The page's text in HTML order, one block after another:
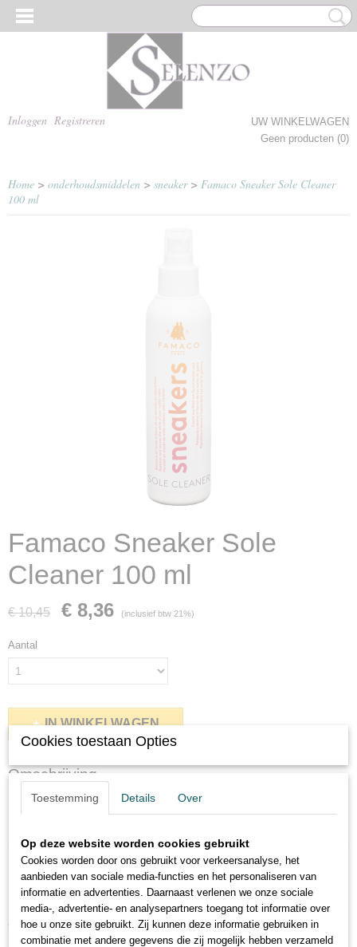
Inloggen Registreren
UW WINKELWAGEN
Geen producten (0)
Home > onderhoudsmiddelen > sneaker> Famaco Sneaker Sole Cleaner
100 ml
Famaco Sneaker Sole
Cleaner 100 ml
€ 10,45 € 8,36 (inclusief btw 21%)
Aantal
IN WINKELWAGEN
Omschrijving
Famaco Sneaker Sole Cleaner 100 ml
Ook interessant
Cookies toestaan Opties
Toestemming Details Over
Op deze website worden cookies gebruikt
Cookies worden door ons gebruikt voor verkeersanalyse, het
aanbieden van sociale media-functies en het personaliseren van
informatie en advertenties. Daarnaast verlenen we onze sociale
media-, advertentie- en analysepartners toegang tot informatie over
hoe u onze site gebruikt. Zij kunnen deze informatie gebruiken in
combinatie met andere gegevens die zij mogelijk hebben verzameld